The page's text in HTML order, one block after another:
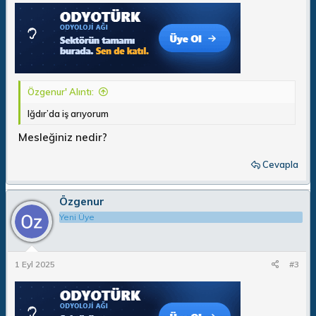
Özgenur' Alıntı:
Iğdır’da iş arıyorum
Mesleğiniz nedir?
Cevapla
Özgenur
Yeni Üye
1 Eyl 2025 #3